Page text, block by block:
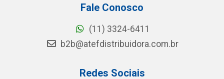
Fale Conosco
(11) 3324-6411
b2b@atefdistribuidora.com.br
Redes Sociais